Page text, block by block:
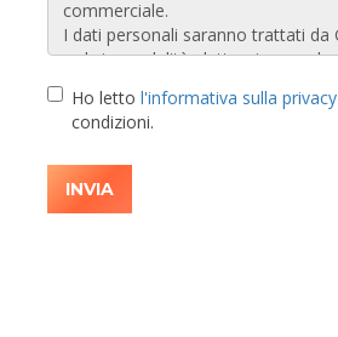
Ho letto l'informativa sulla privacy
condizioni.
INVIA